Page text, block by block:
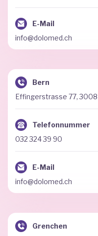
E-Mail
info@dolomed.ch
Bern
Effingerstrasse 77, 3008
Telefonnummer
032 324 39 90
E-Mail
info@dolomed.ch
Grenchen